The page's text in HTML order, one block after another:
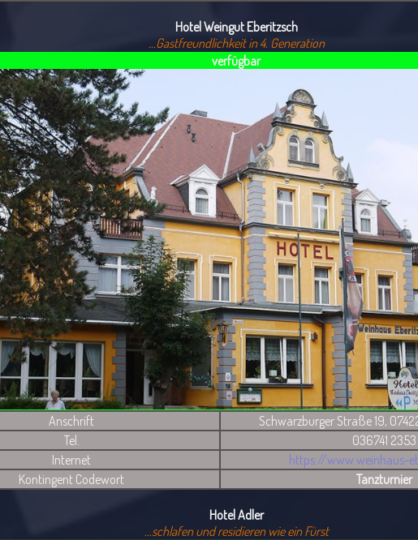
Hotel Weingut Eberitzsch
...Gastfreundlichkeit in 4. Generation
verfügbar
Anschrift
Schwarzburger Straße 19,
Tel.
036741 2353
Internet
https://www.weinhaus-
Kontingent Codewort
Tanzturnier
Hotel Adler
...schlafen und residieren wie ein Fürst